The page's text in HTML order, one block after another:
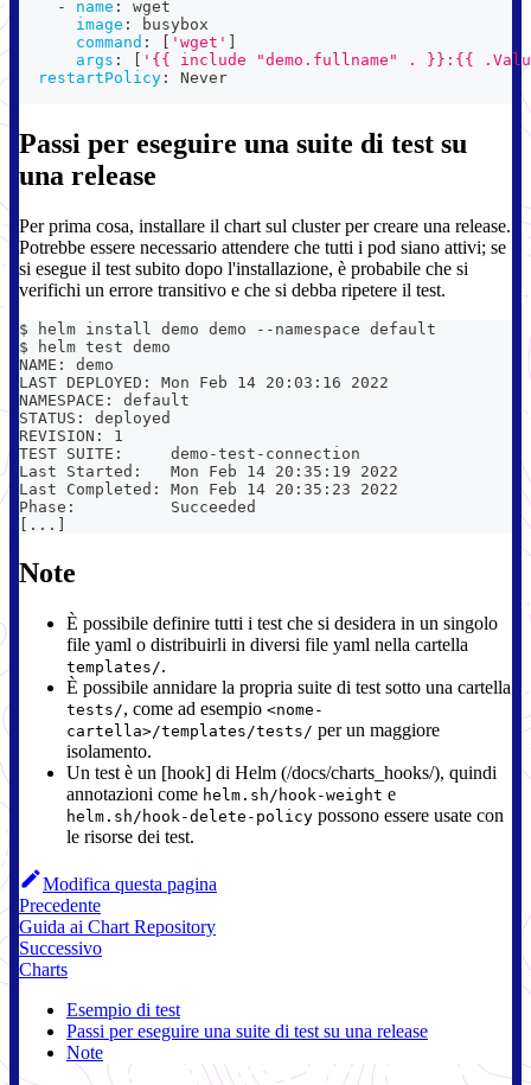
-
name :
wget
image :
busybox
command : 'wget'
args :
'{{ include "demo.fullname" . }}:{{
restartPolicy : Never
Passi per eseguire una suite di test su
una release
Per prima cosa, installare il chart sul cluster per creare una release.
Potrebbe essere necessario attendere che tutti i pod siano attivi; se
si esegue il test subito dopo l'installazione, è probabile che si
verifichi un errore transitivo e che si debba ripetere il test.
$ helm install demo demo --namespace default
$ helm test demo
NAME: demo
LAST DEPLOYED: Mon Feb 14 20:03:16 2022
NAMESPACE: default
STATUS: deployed
REVISION: 1
TEST SUITE:     demo-test-connection
Last Started:   Mon Feb 14 20:35:19 2022
Last Completed: Mon Feb 14 20:35:23 2022
Phase:          Succeeded
[...]
Note
È possibile definire tutti i test che si desidera in un singolo
file yaml o distribuirli in diversi file yaml nella cartella
templates/.
È possibile annidare la propria suite di test sotto una cartella
tests/, come ad esempio <nome-
cartella>/templates/tests/ per un maggiore
isolamento.
Un test è un [hook] di Helm (/docs/charts_hooks/), quindi
annotazioni come helm.sh/hook-weight e
helm.sh/hook-delete-policy possono essere usate con
le risorse dei test.
Modifica questa pagina
Precedente
Guida ai Chart Repository
Successivo
Charts
Esempio di test
Passi per eseguire una suite di test su una release
Note